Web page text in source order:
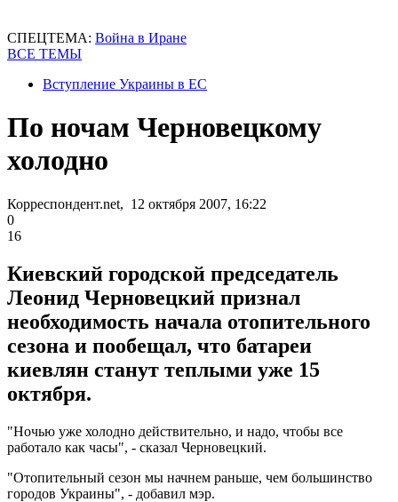
СПЕЦТЕМА: Война в Иране
ВСЕ ТЕМЫ
Вступление Украины в ЕС
По ночам Черновецкому
холодно
Корреспондент.net, 12 октября 2007, 16:22
0
16
Киевский городской председатель
Леонид Черновецкий признал
необходимость начала отопительного
сезона и пообещал, что батареи
киевлян станут теплыми уже 15
октября.
"Ночью уже холодно действительно, и надо, чтобы все
работало как часы", - сказал Черновецкий.
"Отопительный сезон мы начнем раньше, чем большинство
городов Украины", - добавил мэр.